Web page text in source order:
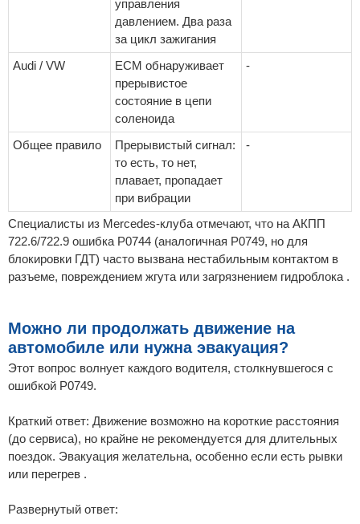
управления
давлением. Два раза
за цикл зажигания
Audi / VW
ECM обнаруживает
прерывистое
состояние в цепи
соленоида
-
Общее правило
Прерывистый сигнал:
то есть, то нет,
плавает, пропадает
при вибрации
-
Специалисты из Mercedes-клуба отмечают, что на АКПП
722.6/722.9 ошибка P0744 (аналогичная P0749, но для
блокировки ГДТ) часто вызвана нестабильным контактом в
разъеме, повреждением жгута или загрязнением гидроблока .
Можно ли продолжать движение на
автомобиле или нужна эвакуация?
Этот вопрос волнует каждого водителя, столкнувшегося с
ошибкой P0749.
Краткий ответ: Движение возможно на короткие расстояния
(до сервиса), но крайне не рекомендуется для длительных
поездок. Эвакуация желательна, особенно если есть рывки
или перегрев .
Развернутый ответ: